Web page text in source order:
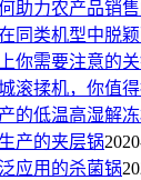
助力农产品销售
同类机型中脱颖
你需要注意的关
滚揉机，你值
的低温高湿解
产的夹层锅
应用的杀菌锅